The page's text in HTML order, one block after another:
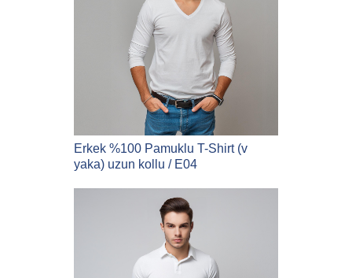
Erkek %100 Pamuklu T-Shirt (v
yaka) uzun kollu / E04